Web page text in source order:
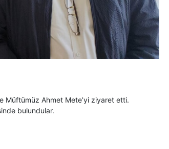
Müftümüz Ahmet Mete’yi ziyaret etti.
bulundular.